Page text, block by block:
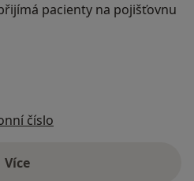
pacienty na pojišťovnu
číslo
Víceo adrese